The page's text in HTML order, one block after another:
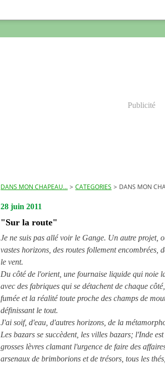
Publicité
DANS MON CHAPEAU... > CATEGORIES > DANS MON
28 juin 2011
"Sur la route"
Je ne suis pas allé voir le Gange. Un autre projet,
vastes horizons, des routes follement encombrées,
le vent.
Du côté de l'orient, une fournaise liquide qui noie
avec des fabriques qui se détachent de chaque
fumée et la réalité toute proche des champs de
définissant le tout.
J'ai soif, d'eau, d'autres horizons, de la
Les bazars se succèdent, les villes bazars; l'Inde
grosses lèvres clamant l'urgence de faire des
arsenaux de brimborions et de trésors, tous les